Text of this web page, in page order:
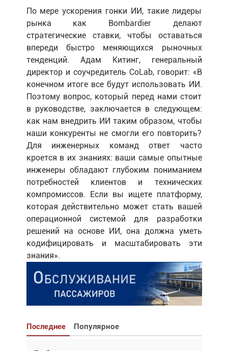
По мере ускорения гонки ИИ, такие лидеры
рынка как Bombardier делают
стратегические ставки, чтобы оставаться
впереди быстро меняющихся рыночных
тенденций. Адам Китинг, генеральный
директор и соучредитель CoLab, говорит: «В
конечном итоге все будут использовать ИИ.
Поэтому вопрос, который перед нами стоит
в руководстве, заключается в следующем:
как нам внедрить ИИ таким образом, чтобы
наши конкуренты не смогли его повторить?
Для инженерных команд ответ часто
кроется в их знаниях: ваши самые опытные
инженеры обладают глубоким пониманием
потребностей клиентов и технических
компромиссов. Если вы ищете платформу,
которая действительно может стать вашей
операционной системой для разработки
решений на основе ИИ, она должна уметь
кодифицировать и масштабировать эти
знания».
Последнее Популярное